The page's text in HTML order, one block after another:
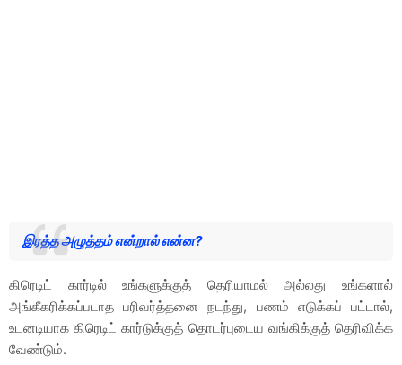
இரத்த அழுத்தம் என்றால் என்ன?
கிரெடிட் கார்டில் உங்களுக்குத் தெரியாமல் அல்லது உங்களால்
அங்கீகரிக்கப்படாத பரிவர்த்தனை நடந்து, பணம் எடுக்கப் பட்டால்,
உடனடியாக கிரெடிட் கார்டுக்குத் தொடர்புடைய வங்கிக்குத் தெரிவிக்க
வேண்டும்.